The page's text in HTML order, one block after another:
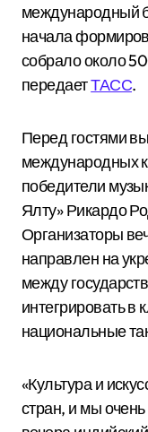
международный
начала
собрало около
передаетТАСС.
Перед гостями
международных
победители
Ялту» Рикардо
Организаторы
направлен на
между
интегрировать в
национальные
«Культура и
стран, и мы